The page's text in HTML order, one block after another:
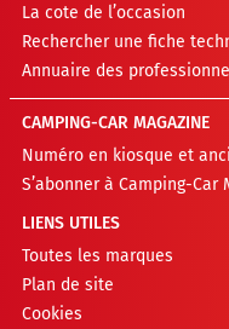
La cote de l’occasion
Rechercher une fiche
Annuaire des
CAMPING-CAR MAGAZINE
Numéro en kiosque et
S’abonner à Camping-Car
LIENS UTILES
Toutes les marques
Plan de site
Cookies